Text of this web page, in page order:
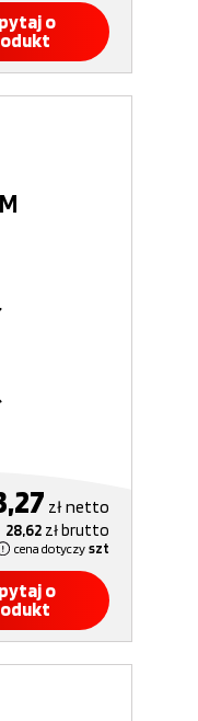
o
złnetto
28,62 złbrutto
cena dotyczy szt
o